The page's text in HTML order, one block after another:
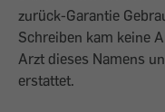
zurück-Garantie
Schreiben kam keine
Arzt dieses Namens
erstattet.